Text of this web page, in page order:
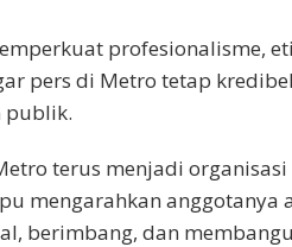
profesionalisme,
pers di Metro tetap
publik.
terus menjadi
mengarahkan anggotanya
berimbang, dan